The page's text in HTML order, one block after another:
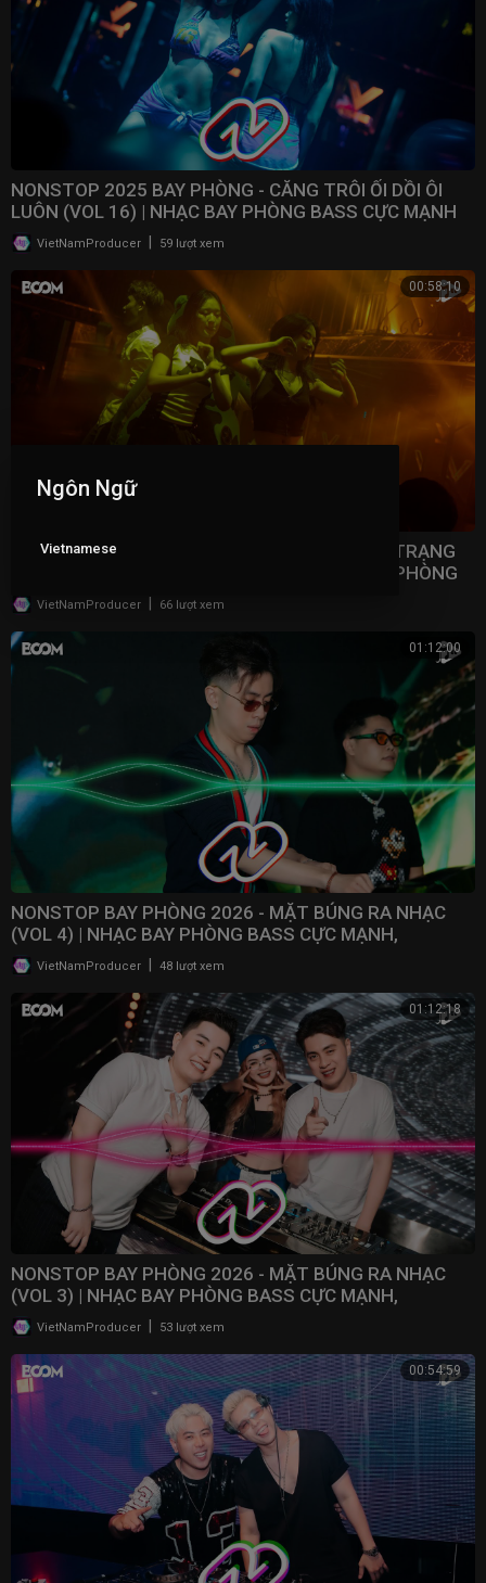
NONSTOP 2025 BAY PHÒNG - CĂNG TRÔI ỐI DỒI ÔI
LUÔN (VOL 16) | NHẠC BAY PHÒNG BASS CỰC MẠNH ​
VietNamProducer 59 lượt xem
00:58:10
NONSTOP 2025 VINAHOUSE VIỆT MIX - TÂM TRẠNG
NHẤT BẢNG XẾP HẠNG (VOL 15) | NHẠC BAY PHÒNG
2025VietNamProducer 66 lượt xem
01:12:00
NONSTOP BAY PHÒNG 2026 - MẶT BÚNG RA NHẠC
(VOL 4) | NHẠC BAY PHÒNG BASS CỰC MẠNH,
NONSTOP 2025
VietNamProducer 48 lượt xem
01:12:18
NONSTOP BAY PHÒNG 2026 - MẶT BÚNG RA NHẠC
(VOL 3) | NHẠC BAY PHÒNG BASS CỰC MẠNH,
NONSTOP 2025
VietNamProducer | 53 lượt xem
00:54:59
Ngôn Ngữ
Vietnamese